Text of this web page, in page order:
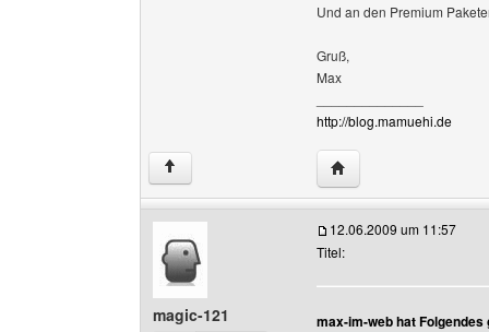
Und an den Premium
Gruß,
Max
http://blog.mamuehi.de
↑ Website dieses
magic-121
12.06.2009 um 11:57
Titel:
max-im-web hat